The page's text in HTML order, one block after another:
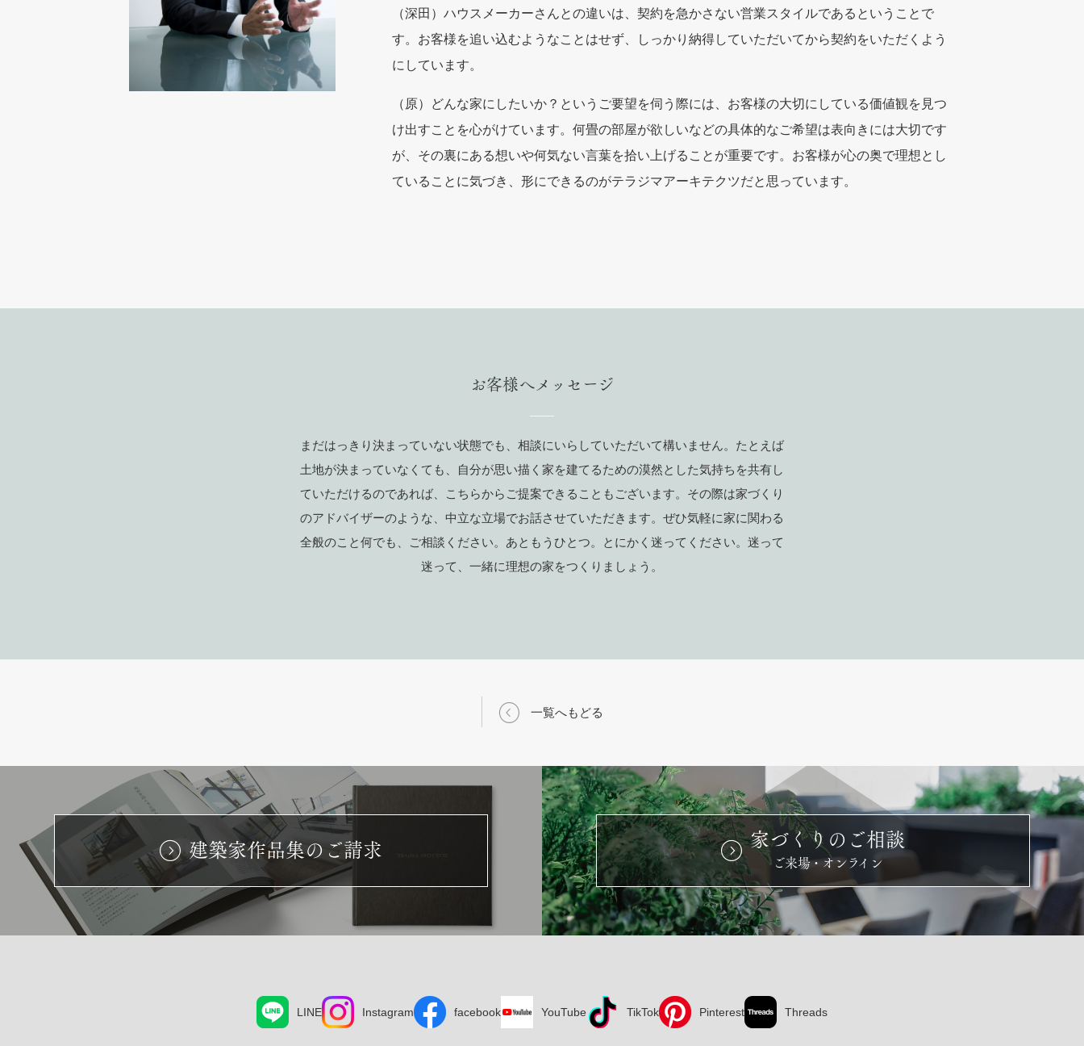
（深田）ハウスメーカーさんとの違いは、契約を急かさない営業スタイルであるということで
す。お客様を追い込むようなことはせず、しっかり納得していただいてから契約をいただくよう
にしています。
（原）どんな家にしたいか？というご要望を伺う際には、お客様の大切にしている価値観を見つ
け出すことを心がけています。何畳の部屋が欲しいなどの具体的なご希望は表向きには大切です
が、その裏にある想いや何気ない言葉を拾い上げることが重要です。お客様が心の奥で理想とし
ていることに気づき、形にできるのがテラジマアーキテクツだと思っています。
お客様へメッセージ
まだはっきり決まっていない状態でも、相談にいらしていただいて構いません。たとえば
土地が決まっていなくても、自分が思い描く家を建てるための漠然とした気持ちを共有し
ていただけるのであれば、こちらからご提案できることもございます。その際は家づくり
のアドバイザーのような、中立な立場でお話させていただきます。ぜひ気軽に家に関わる
全般のこと何でも、ご相談ください。あともうひとつ。とにかく迷ってください。迷って
迷って、一緒に理想の家をつくりましょう。
一覧へもどる
建築家作品集のご請求 家づくりのご相談
ご来場・オンライン
LINE Instagram facebook YouTube TikTok Pinterest Threads